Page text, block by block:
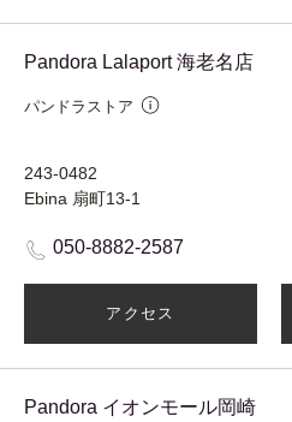
Pandora Lalaport 海老名店
パンドラストア
243-0482
Ebina 扇町13-1
050-8882-2587
アクセス
Pandora イオンモール岡崎